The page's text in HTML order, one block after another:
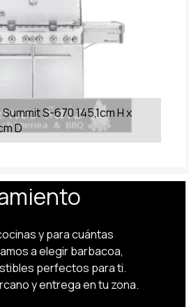
S-670 145,1cm H x
D
y para cuántas
a elegir barbacoa,
perfectos para ti.
y entrega en tu zona.